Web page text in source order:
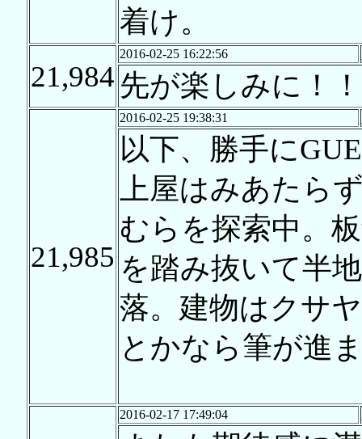
着け。
21,984
2016-02-25 16:22:56
先が楽しみに！
21,985
2016-02-25 19:38:31
以下、勝手に
上屋はみあたら
むらを探索中。
を踏み抜いて半
落。建物はクサ
とかなら筆が進
2016-02-17 17:49:04